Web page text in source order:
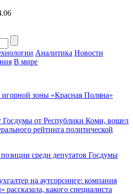
Аналитика Новости
В мире
зоны «Красная Поляна»
Госдумы от Республики Коми, вошел
рейтинга политической
среди депутатов Госдумы
на аутсорсинге: компания
рассказала, какого специалиста